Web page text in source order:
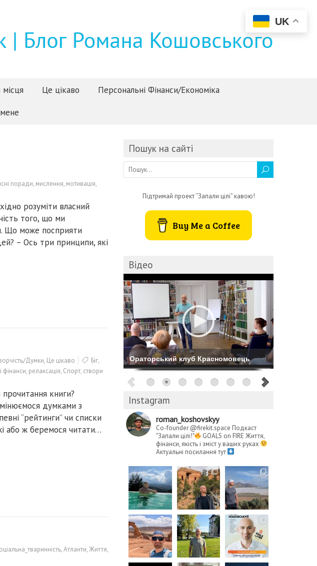
Це цікаво Персональні Фінанси/Економіка
поради, мислення, мотивація,
розуміти власний
того, що ми
Що може посприяти
– Ось три принципи, які
Думки, Це цікаво Біг,
фінанси, релаксація, Спорт, створи
книги?
думками з
“рейтинги” чи списки
або ж беремося читати…
,Атланти,Життя,
Пошук на сайті
Підтримай проект “Запали цілі” кавою!
Buy Me a Coffee
Відео
Комбіноване катання на Буковелі
Instagram
roman_koshovskyy
Co-founder @firekit.space Подкаст
"Запали цілі!"
GOALS on FIRE Життя,
фінанси, якість і зміст у ваших руках
Актуальні посилання тут
UK